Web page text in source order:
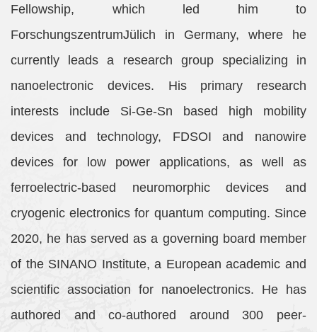
Fellowship, which led him to
ForschungszentrumJülich in Germany, where he
currently leads a research group specializing in
nanoelectronic devices. His primary research
interests include Si-Ge-Sn based high mobility
devices and technology, FDSOI and nanowire
devices for low power applications, as well as
ferroelectric-based neuromorphic devices and
cryogenic electronics for quantum computing. Since
2020, he has served as a governing board member
of the SINANO Institute, a European academic and
scientific association for nanoelectronics. He has
authored and co-authored around 300 peer-